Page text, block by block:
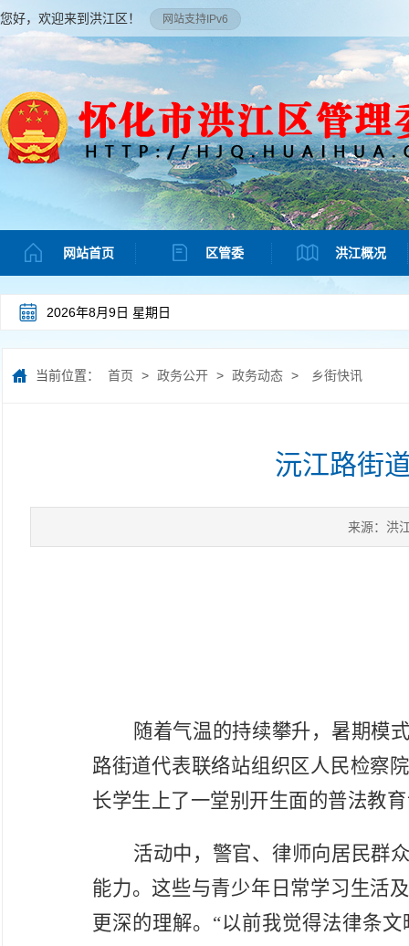
您好，欢迎来到洪江区！ 网站支持IPv6
网站首页 区管委 洪江概况
2026年8月9日 星期日
当前位置： 首页 > 政务公开 > 政务动态 > 乡街快讯
沅江路街
来源：洪
随着气温的持续攀升，暑期模
路街道代表联络站组织区人民检察
长学生上了一堂别开生面的普法教
活动中， 警官、律师向居民群
能力。这些与青少年日常学习生活
更深的理解。 “以前我觉得法律条